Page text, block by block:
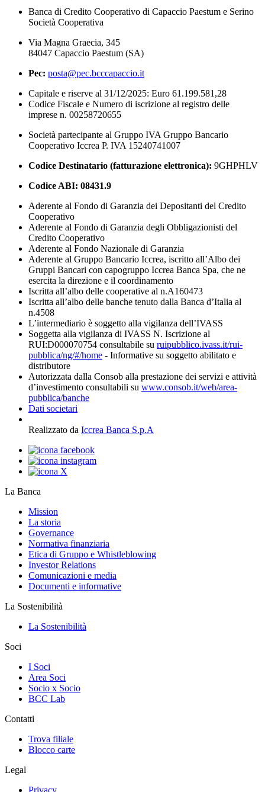
Banca di Credito Cooperativo di Capaccio Paestum e Serino
Società Cooperativa
Via Magna Graecia, 345
84047 Capaccio Paestum (SA)
Pec: posta@pec.bcccapaccio.it
Capitale e riserve al 31/12/2025: Euro 61.199.581,28
Codice Fiscale e Numero di iscrizione al registro delle
imprese n. 00258720655
Società partecipante al Gruppo IVA Gruppo Bancario
Cooperativo Iccrea P. IVA 15240741007
Codice Destinatario (fatturazione elettronica): 9GHPHLV
Codice ABI: 08431.9
Aderente al Fondo di Garanzia dei Depositanti del Credito
Cooperativo
Aderente al Fondo di Garanzia degli Obbligazionisti del
Credito Cooperativo
Aderente al Fondo Nazionale di Garanzia
Aderente al Gruppo Bancario Iccrea, iscritto all’Albo dei
Gruppi Bancari con capogruppo Iccrea Banca Spa, che ne
esercita la direzione e il coordinamento
Iscritta all’albo delle cooperative al n.A160473
Iscritta all’albo delle banche tenuto dalla Banca d’Italia al
n.4508
L’intermediario è soggetto alla vigilanza dell’IVASS
Soggetta alla vigilanza di IVASS N. Iscrizione al
RUI:D000070754 consultabile su ruipubblico.ivass.it/rui-
pubblica/ng/#/home - Informative su soggetto abilitato e
distributore
Autorizzata dalla Consob alla prestazione dei servizi e attività
d’investimento consultabili su www.consob.it/web/area-
pubblica/banche
Dati societari
Realizzato da Iccrea Banca S.p.A
La Banca
Mission
La storia
Governance
Normativa finanziaria
Etica di Gruppo e Whistleblowing
Investor Relations
Comunicazioni e media
Documenti e informative
La Sostenibilità
La Sostenibilità
Soci
I Soci
Area Soci
Socio x Socio
BCC Lab
Contatti
Trova filiale
Blocco carte
Legal
Privacy